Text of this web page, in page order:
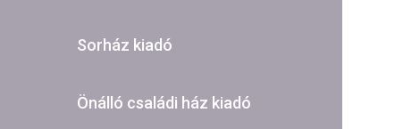
Sorház kiadó
Önálló családi ház kiadó